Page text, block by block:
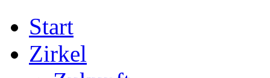
Start
Zirkel